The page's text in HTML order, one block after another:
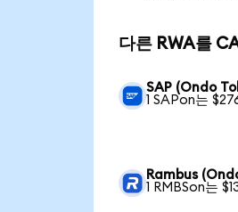
다른 RWA를
SAP (Ondo
1 SAPon는
Rambus
1 RMBSon는